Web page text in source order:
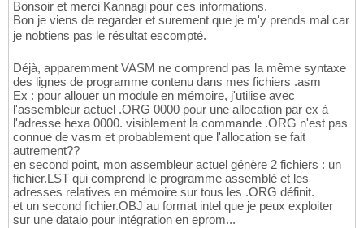
Bonsoir et merci Kannagi pour ces informations.
Bon je viens de regarder et surement que je m'y prends mal car
je nobtiens pas le résultat escompté.
Déjà, apparemment VASM ne comprend pas la même syntaxe
des lignes de programme contenu dans mes fichiers .asm
Ex : pour allouer un module en mémoire, j'utilise avec
l'assembleur actuel .ORG 0000 pour une allocation par ex à
l'adresse hexa 0000. visiblement la commande .ORG n'est pas
connue de vasm et probablement que l'allocation se fait
autrement??
en second point, mon assembleur actuel génère 2 fichiers : un
fichier.LST qui comprend le programme assemblé et les
adresses relatives en mémoire sur tous les .ORG définit.
et un second fichier.OBJ au format intel que je peux exploiter
sur une dataio pour intégration en eprom...